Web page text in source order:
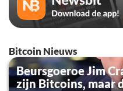
Bitcoin Nieuws
Beursgoeroe Jim
zijn Bitcoins, maar